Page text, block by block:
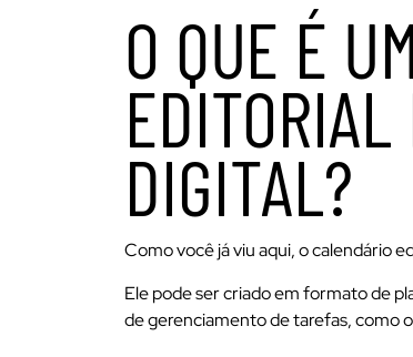
O QUE É
DIGITAL?
Como você já viu aqui, o calendário
Ele pode ser criado em formato de
de gerenciamento de tarefas, como o